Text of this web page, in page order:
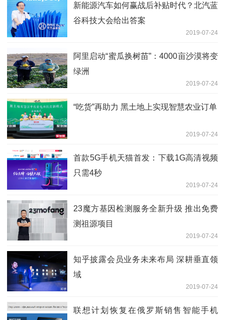
新能源汽车如何赢战后补贴时代？北汽蓝
谷科技大会给出答案
2019-07-24
阿里启动“蜜瓜换树苗”：4000亩沙漠将变
绿洲
2019-07-24
“吃货”再助力 黑土地上实现智慧农业订单
2019-07-24
首款5G手机天猫首发：下载1G高清视频
只需4秒
2019-07-24
23魔方基因检测服务全新升级 推出免费
测祖源项目
2019-07-24
知乎披露会员业务未来布局 深耕垂直领
域
2019-07-24
联想计划恢复在俄罗斯销售智能手机